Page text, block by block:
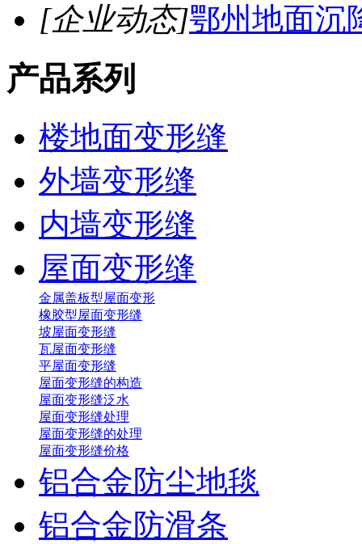
[企业动态]鄂州地面沉
产品系列
楼地面变形缝
外墙变形缝
内墙变形缝
屋面变形缝
金属盖板型屋面变形
橡胶型屋面变形缝
坡屋面变形缝
瓦屋面变形缝
平屋面变形缝
屋面变形缝的构造
屋面变形缝泛水
屋面变形缝处理
屋面变形缝的处理
屋面变形缝价格
铝合金防尘地毯
铝合金防滑条